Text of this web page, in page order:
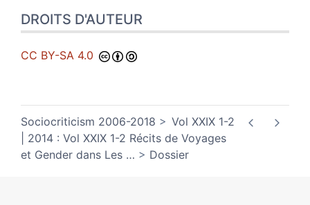
DROITS D'AUTEUR
CC BY-SA 4.0
Sociocriticism 2006-2018
Vol XXIX 1-2
| 2014 : Vol XXIX 1-2 Récits de Voyages
et Gender dans Les … Dossier